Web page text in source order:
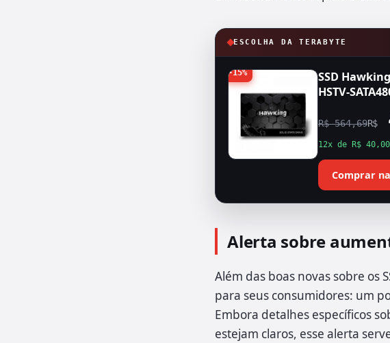
ESCOLHA DA TERABYTE
-15%
SSD
HSTV-
R$ 564,69R$
12x de R$
Comprar
Alerta sobre
Além das boas novas sobre os
para seus consumidores: um
Embora detalhes específicos
estejam claros, esse alerta